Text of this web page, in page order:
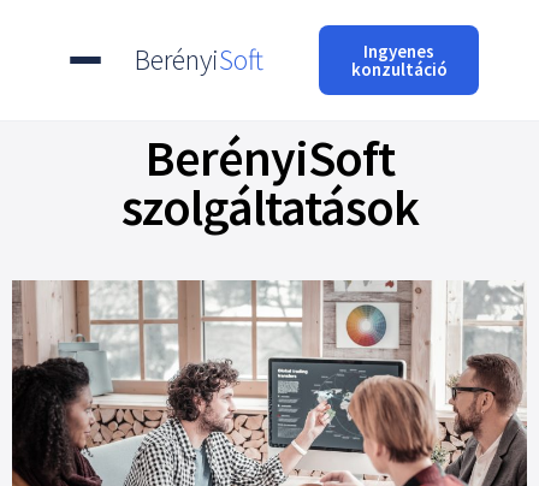
BerényiSoft Ingyenes
konzultáció
BerényiSoft
szolgáltatások